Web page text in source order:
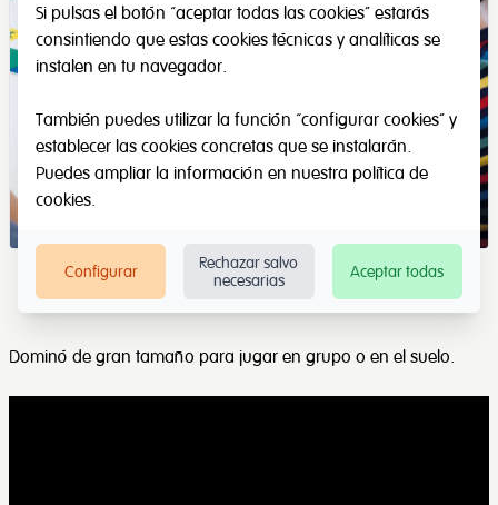
Dominó de gran tamaño para jugar en grupo o en el suelo.
Si pulsas el botón “aceptar todas las cookies” estarás
consintiendo que estas cookies técnicas y analíticas se
instalen en tu navegador.
También puedes utilizar la función “configurar cookies” y
establecer las cookies concretas que se instalarán.
Puedes ampliar la información en nuestra política de
cookies.
Configurar
Rechazar salvo
necesarias
Aceptar todas